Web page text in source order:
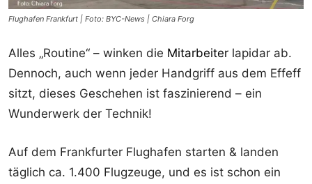
Flughafen Frankfurt | Foto: BYC-News | Chiara Forg
Alles „Routine“ – winken die Mitarbeiter lapidar ab.
Dennoch, auch wenn jeder Handgriff aus dem Effeff
sitzt, dieses Geschehen ist faszinierend – ein
Wunderwerk der Technik!
Auf dem Frankfurter Flughafen starten & landen
täglich ca. 1.400 Flugzeuge, und es ist schon ein